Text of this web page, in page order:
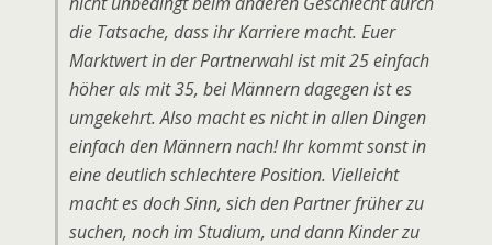
die Tatsache, dass ihr Karriere macht. Euer
Marktwert in der Partnerwahl ist mit 25 einfach
höher als mit 35, bei Männern dagegen ist es
umgekehrt. Also macht es nicht in allen Dingen
einfach den Männern nach! Ihr kommt sonst in
eine deutlich schlechtere Position. Vielleicht
macht es doch Sinn, sich den Partner früher zu
suchen, noch im Studium, und dann Kinder zu